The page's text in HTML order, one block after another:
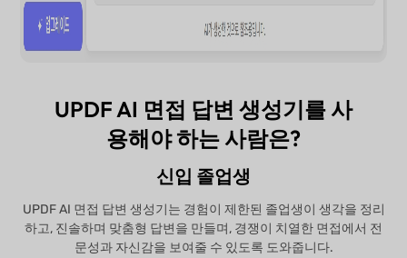
UPDF AI 면접 답변 생성기를 사
용해야 하는 사람은?
신입 졸업생
UPDF AI 면접 답변 생성기는 경험이 제한된 졸업생이 생각을 정리
하고, 진솔하며 맞춤형 답변을 만들며, 경쟁이 치열한 면접에서 전
문성과 자신감을 보여줄 수 있도록 도와줍니다.